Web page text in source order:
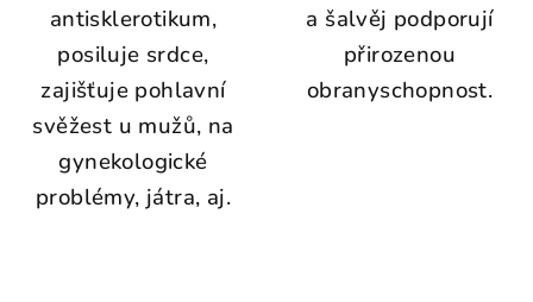
antisklerotikum,
posiluje srdce,
zajišťuje pohlavní
svěžest u mužů, na
gynekologické
problémy, játra, aj.
a šalvěj podporují
přirozenou
obranyschopnost.